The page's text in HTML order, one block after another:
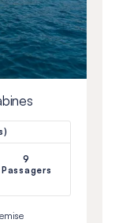
9
Passagers